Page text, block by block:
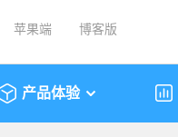
苹果端 博客版
产品体验